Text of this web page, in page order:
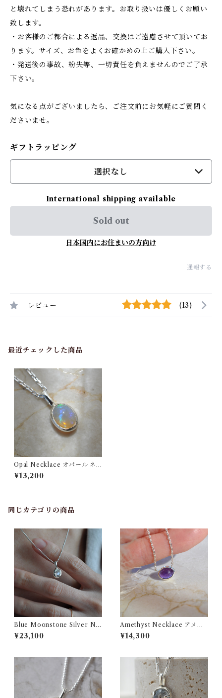
と壊れてしまう恐れがあります。お取り扱いは優しくお願い
致します。
・お客様のご都合による返品、交換はご遠慮させて頂いてお
ります。サイズ、お色をよくお確かめの上ご購入下さい。
・発送後の事故、紛失等、一切責任を負えませんのでご了承
下さい。
気になる点がございましたら、ご注文前にお気軽にご質問く
ださいませ。
ギフトラッピング
選択なし
International shipping available
Sold out
日本国内にお住まいの方向け
通報する
レビュー (13)
最近チェックした商品
Opal Necklace オパール ネ
ックレス
¥13,200
同じカテゴリの商品
Blue Moonstone Silver Ne
cklace ブルームーンストー
ン シルバー ネックレス
¥23,100
Amethyst Necklace アメジ
スト ネックレス
¥14,300